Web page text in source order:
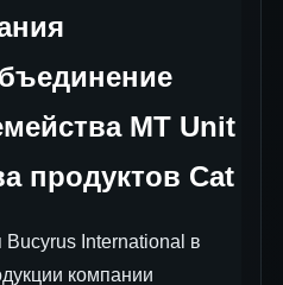
MT Unit
продуктов Cat
Bucyrus International в
компании